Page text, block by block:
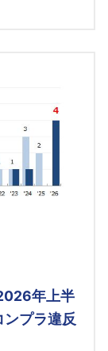
年上半
プラ違反